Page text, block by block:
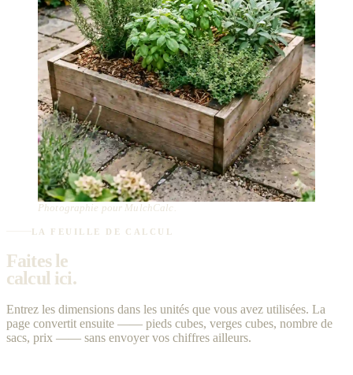
Photographie pour MulchCalc.
LA FEUILLE DE CALCUL
Faites le
calcul ici.
Entrez les dimensions dans les unités que vous avez utilisées. La
page convertit ensuite —— pieds cubes, verges cubes, nombre de
sacs, prix —— sans envoyer vos chiffres ailleurs.